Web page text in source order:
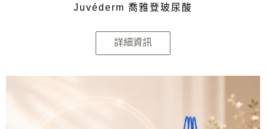
Juvéderm 喬雅登玻尿酸
詳細資訊